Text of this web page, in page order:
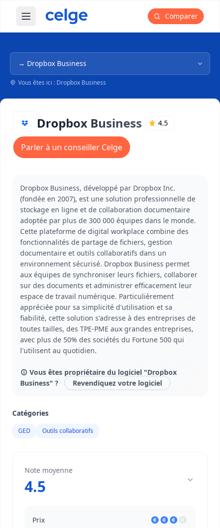
Ouvrir le menu principal Comparer
Navigation dans l'arborescence
Vous êtes ici : Dropbox Business
Dropbox Business 4.5
Parler à un conseiller Celge
Dropbox Business, développé par Dropbox Inc.
(fondée en 2007), est une solution professionnelle de
stockage en ligne et de collaboration documentaire
adoptée par plus de 300 000 équipes dans le monde.
Cette plateforme de digital workplace combine des
fonctionnalités de partage de fichiers, gestion
documentaire et outils collaboratifs dans un
environnement sécurisé. Dropbox Business permet
aux équipes de synchroniser leurs fichiers, collaborer
sur des documents et administrer efficacement leur
espace de travail numérique. Particulièrement
appréciée pour sa simplicité d'utilisation et sa
fiabilité, cette solution s'adresse à des entreprises de
toutes tailles, des TPE-PME aux grandes entreprises,
avec plus de 50% des sociétés du Fortune 500 qui
l'utilisent au quotidien.
Vous êtes propriétaire du logiciel "Dropbox
Business" ?
Revendiquez votre logiciel
Catégories
GED Outils collaboratifs
Note moyenne
4.5
Prix